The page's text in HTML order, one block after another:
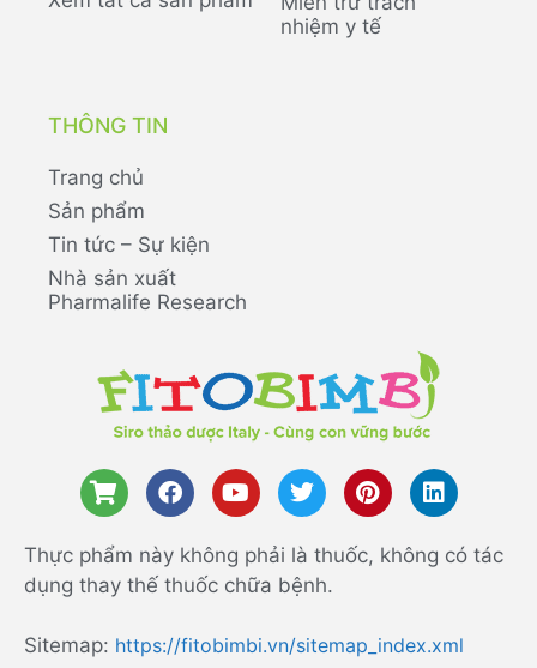
nhiệm y tế
THÔNG TIN
Trang chủ
Sản phẩm
Tin tức – Sự kiện
Nhà sản xuất
Pharmalife Research
Thực phẩm này không phải là thuốc, không có tác
dụng thay thế thuốc chữa bệnh.
Sitemap: https://fitobimbi.vn/sitemap_index.xml